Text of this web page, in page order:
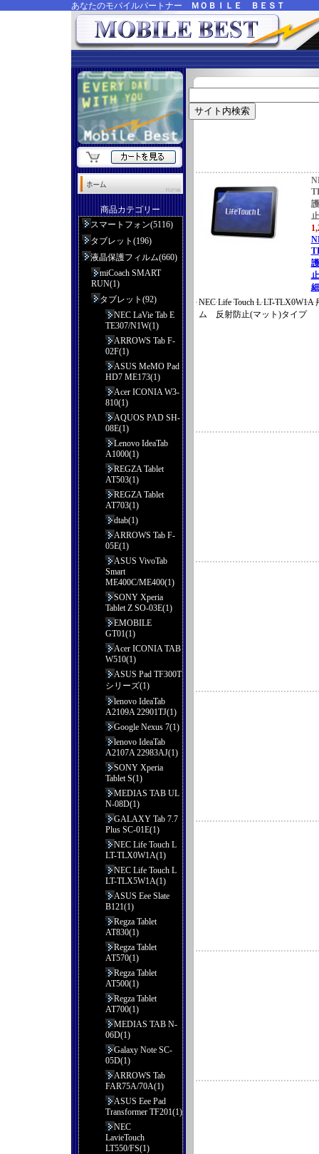
あなたのモバイルパートナー ＭＯＢＩＬＥ ＢＥＳＴ
NEC Life Touch L LT-TLX0W1A
ム 反射防止(マット)タイプ
商品カテゴリー
スマートフォン(5116)
タブレット(196)
液晶保護フィルム(660)
miCoach SMART
RUN(1)
タブレット(92)
NEC LaVie Tab E
TE307/N1W(1)
ARROWS Tab F-
02F(1)
ASUS MeMO Pad
HD7 ME173(1)
Acer ICONIA W3-
810(1)
AQUOS PAD SH-
08E(1)
Lenovo IdeaTab
A1000(1)
REGZA Tablet
AT503(1)
REGZA Tablet
AT703(1)
dtab(1)
ARROWS Tab F-
05E(1)
ASUS VivoTab
Smart
ME400C/ME400(1)
SONY Xperia
Tablet Z SO-03E(1)
EMOBILE
GT01(1)
Acer ICONIA TAB
W510(1)
ASUS Pad TF300T
シリーズ(1)
lenovo IdeaTab
A2109A 22901TJ(1)
Google Nexus 7(1)
lenovo IdeaTab
A2107A 22983AJ(1)
SONY Xperia
Tablet S(1)
MEDIAS TAB UL
N-08D(1)
GALAXY Tab 7.7
Plus SC-01E(1)
NEC Life Touch L
LT-TLX0W1A(1)
NEC Life Touch L
LT-TLX5W1A(1)
ASUS Eee Slate
B121(1)
Regza Tablet
AT830(1)
Regza Tablet
AT570(1)
Regza Tablet
AT500(1)
Regza Tablet
AT700(1)
MEDIAS TAB N-
06D(1)
Galaxy Note SC-
05D(1)
ARROWS Tab
FAR75A/70A(1)
ASUS Eee Pad
Transformer TF201(1)
NEC
LavieTouch
LT550/FS(1)